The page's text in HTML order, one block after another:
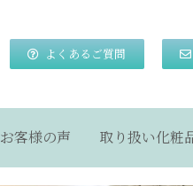
よくあるご質問
お客様の声 取り扱い化粧